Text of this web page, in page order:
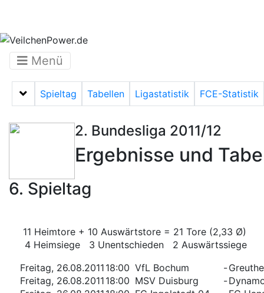
Menü
Menü auf-/zuklappen
Spieltag Tabellen Ligastatistik FCE-Statistik
2. Bundesliga 2011/12
Ergebnisse und
6. Spieltag
11 Heimtore + 10 Auswärtstore = 21 Tore (2,33 Ø)
4 Heimsiege 3 Unentschieden 2 Auswärtssiege
Freitag, 26.08.2011 18:00 VfL Bochum -
Freitag, 26.08.2011 18:00 MSV Duisburg -